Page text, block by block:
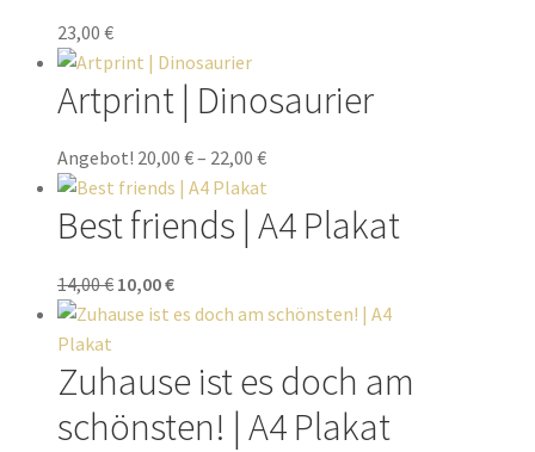
23,00 €
Artprint | Dinosaurier
Angebot! 20,00 €– 22,00 €
Best friends | A4 Plakat
14,00€ 10,00€
Zuhause ist es doch am
schönsten! | A4 Plakat